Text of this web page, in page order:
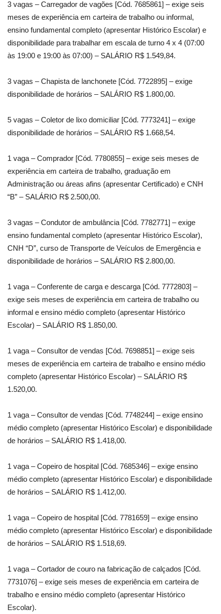
3 vagas – Carregador de vagões [Cód. 7685861] – exige seis
meses de experiência em carteira de trabalho ou informal,
ensino fundamental completo (apresentar Histórico Escolar) e
disponibilidade para trabalhar em escala de turno 4 x 4 (07:00
às 19:00 e 19:00 às 07:00) – SALÁRIO R$ 1.549,84.
3 vagas – Chapista de lanchonete [Cód. 7722895] – exige
disponibilidade de horários – SALÁRIO R$ 1.800,00.
5 vagas – Coletor de lixo domiciliar [Cód. 7773241] – exige
disponibilidade de horários – SALÁRIO R$ 1.668,54.
1 vaga – Comprador [Cód. 7780855] – exige seis meses de
experiência em carteira de trabalho, graduação em
Administração ou áreas afins (apresentar Certificado) e CNH
“B” – SALÁRIO R$ 2.500,00.
3 vagas – Condutor de ambulância [Cód. 7782771] – exige
ensino fundamental completo (apresentar Histórico Escolar),
CNH “D”, curso de Transporte de Veículos de Emergência e
disponibilidade de horários – SALÁRIO R$ 2.800,00.
1 vaga – Conferente de carga e descarga [Cód. 7772803] –
exige seis meses de experiência em carteira de trabalho ou
informal e ensino médio completo (apresentar Histórico
Escolar) – SALÁRIO R$ 1.850,00.
1 vaga – Consultor de vendas [Cód. 7698851] – exige seis
meses de experiência em carteira de trabalho e ensino médio
completo (apresentar Histórico Escolar) – SALÁRIO R$
1.520,00.
1 vaga – Consultor de vendas [Cód. 7748244] – exige ensino
médio completo (apresentar Histórico Escolar) e disponibilidade
de horários – SALÁRIO R$ 1.418,00.
1 vaga – Copeiro de hospital [Cód. 7685346] – exige ensino
médio completo (apresentar Histórico Escolar) e disponibilidade
de horários – SALÁRIO R$ 1.412,00.
1 vaga – Copeiro de hospital [Cód. 7781659] – exige ensino
médio completo (apresentar Histórico Escolar) e disponibilidade
de horários – SALÁRIO R$ 1.518,69.
1 vaga – Cortador de couro na fabricação de calçados [Cód.
7731076] – exige seis meses de experiência em carteira de
trabalho e ensino médio completo (apresentar Histórico
Escolar).